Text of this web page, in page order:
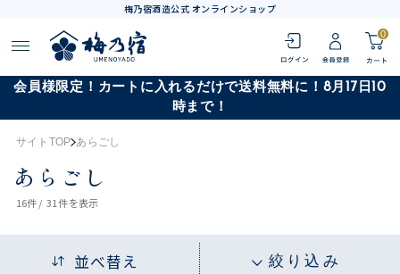
梅乃宿酒造公式 オンラインショップ
0
会員様限定！カートに入れるだけで送料無料に！8月17日10
時まで！
サイトTOP あらごし
あらごし
16件 / 31件を表示
並べ替え 絞り込み